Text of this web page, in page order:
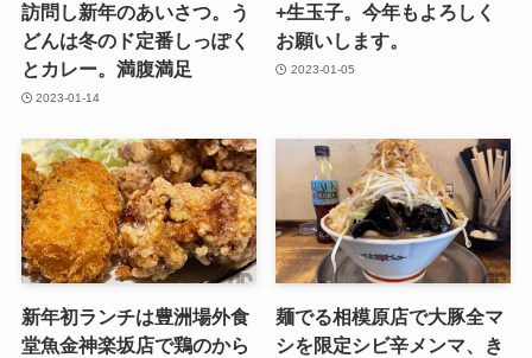
訪問し新年のあいさつ。う
どんは冬のド定番しっぽく
とカレー。満腹満足
2023-01-14
+生玉子。今年もよろしく
お願いします。
2023-01-05
新年初ランチは豊洲場外食
堂魚金神楽坂店で鶏のから
麺でる相模原店で大豚全マ
シを限定シビ辛メンマ、き